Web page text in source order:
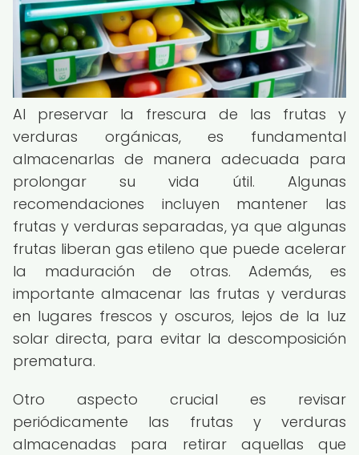
Al preservar la frescura de las frutas y
verduras orgánicas, es fundamental
almacenarlas de manera adecuada para
prolongar su vida útil. Algunas
recomendaciones incluyen mantener las
frutas y verduras separadas, ya que algunas
frutas liberan gas etileno que puede acelerar
la maduración de otras. Además, es
importante almacenar las frutas y verduras
en lugares frescos y oscuros, lejos de la luz
solar directa, para evitar la descomposición
prematura.
Otro aspecto crucial es revisar
periódicamente las frutas y verduras
almacenadas para retirar aquellas que